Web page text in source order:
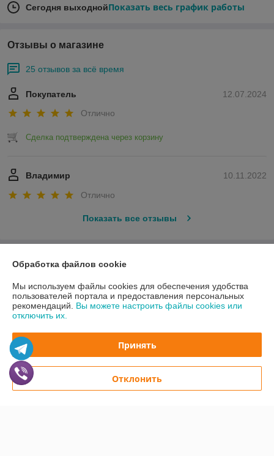
Сегодня выходнойПоказать весь график работы
Отзывы о магазине
25 отзывов за всё время
12.07.2024
Покупатель
Отлично
Сделка подтверждена через корзину
10.11.2022
Владимир
Отлично
Показать все отзывы
О нас
Контакты
Доставка и оплата
График работы
Полная версия сайта
Обработка файлов cookie
Мы используем файлы cookies для обеспечения удобства
пользователей портала и предоставления персональных
рекомендаций. Вы можете настроить файлы cookies или
отключить их.
Принять
Отклонить